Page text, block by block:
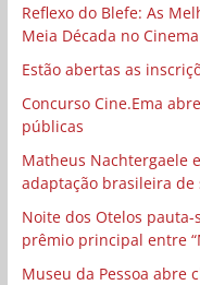
Reflexo do Blefe: As
Meia Década no
Estão abertas as
Concurso Cine.Ema
públicas
Matheus Nachtergaele
adaptação brasileira
Noite dos Otelos
prêmio principal entre
Museu da Pessoa abre